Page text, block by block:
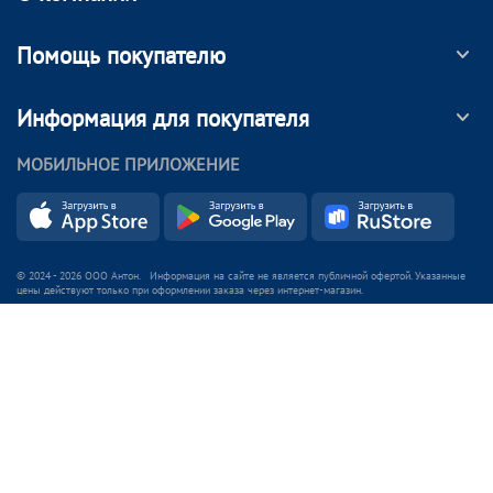
Помощь покупателю
Информация для покупателя
МОБИЛЬНОЕ ПРИЛОЖЕНИЕ
© 2024 - 2026 ООО Антон. Информация на сайте не является публичной офертой. Указанные
цены действуют только при оформлении заказа через интернет-магазин.